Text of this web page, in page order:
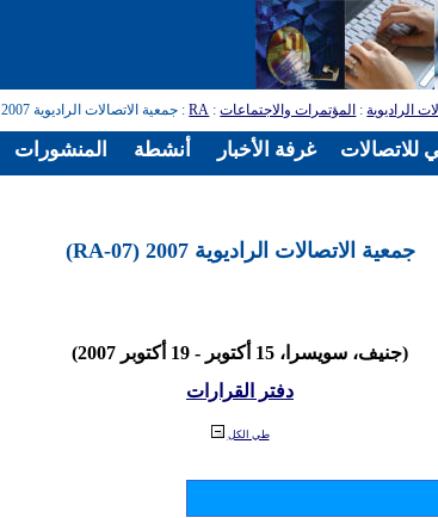
الراديوية: المؤتمرات والاجتماعات:
RA: جمعية الاتصالات الراديوية 2007 (RA-07)
جمعية الاتصالات الراديوية 2007 (RA-07)
(جنيف، سويسرا، 15 أكتوبر - 19 أكتوبر 2007)
دفتر القرارات
طي الكل
المنشورات أنشطة غرفة الأخبار للاتصالات